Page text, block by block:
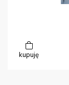
kupuję